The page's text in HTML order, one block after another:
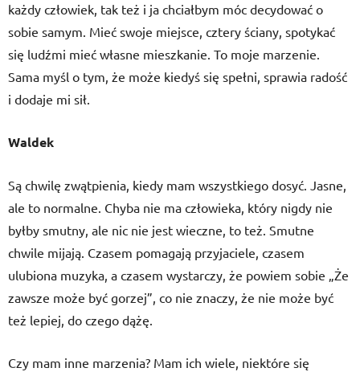
każdy człowiek, tak też i ja chciałbym móc decydować o
sobie samym. Mieć swoje miejsce, cztery ściany, spotykać
się ludźmi mieć własne mieszkanie. To moje marzenie.
Sama myśl o tym, że może kiedyś się spełni, sprawia radość
i dodaje mi sił.
Waldek
Są chwilę zwątpienia, kiedy mam wszystkiego dosyć. Jasne,
ale to normalne. Chyba nie ma człowieka, który nigdy nie
byłby smutny, ale nic nie jest wieczne, to też. Smutne
chwile mijają. Czasem pomagają przyjaciele, czasem
ulubiona muzyka, a czasem wystarczy, że powiem sobie „Że
zawsze może być gorzej”, co nie znaczy, że nie może być
też lepiej, do czego dążę.
Czy mam inne marzenia? Mam ich wiele, niektóre się